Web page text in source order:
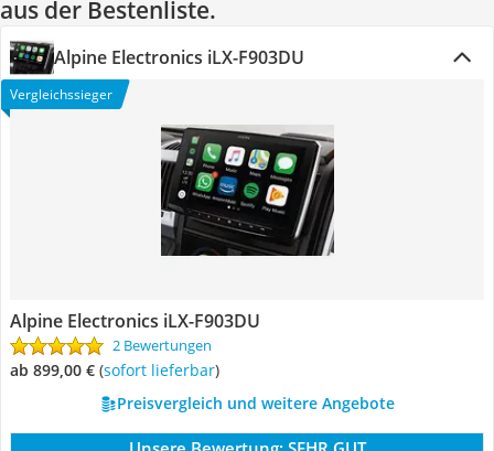
aus der Bestenliste.
Alpine Electronics iLX-F903DU
Vergleichssieger
Alpine Electronics iLX-F903DU
2 Bewertungen
ab 899,00 € ( Sofort lieferbar)
Preisvergleich und weitere Angebote